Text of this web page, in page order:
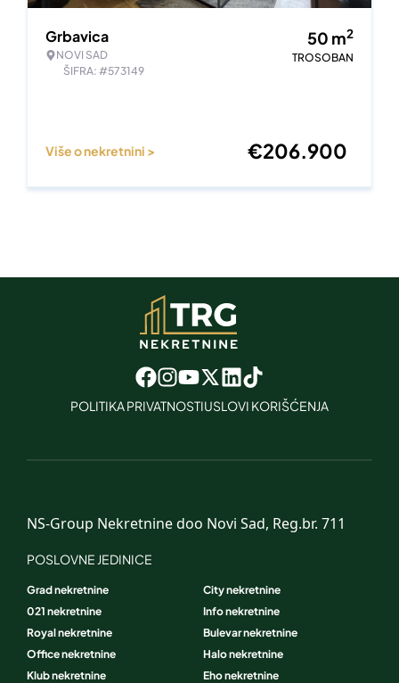
Grbavica
NOVI SAD
ŠIFRA: #573149
50 m2
TROSOBAN
Više o nekretnini > €206.900
POLITIKA PRIVATNOSTIUSLOVI KORIŠĆENJA
NS-Group Nekretnine doo Novi Sad, Reg.br. 711
POSLOVNE JEDINICE
Grad nekretnine
City nekretnine
021 nekretnine
Info nekretnine
Royal nekretnine
Bulevar nekretnine
Office nekretnine
Halo nekretnine
Klub nekretnine
Eho nekretnine